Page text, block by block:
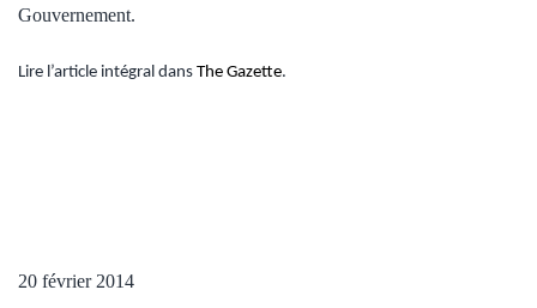
Gouvernement.
Lire l’article intégral dans The Gazette.
20 février 2014